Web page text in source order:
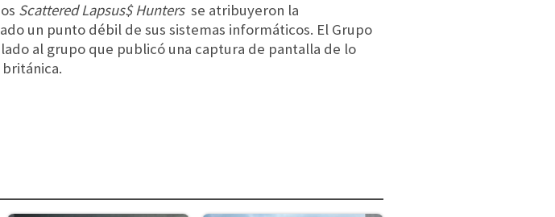
Scattered Lapsus$ Hunters se atribuyeron la
un punto débil de sus sistemas informáticos. El Grupo
al grupo que publicó una captura de pantalla de lo